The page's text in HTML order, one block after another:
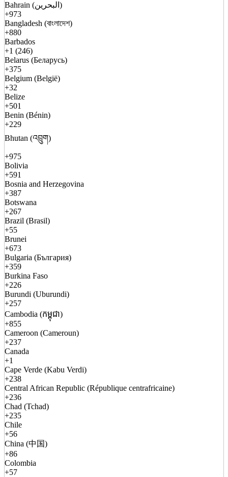
Bahrain (البحرين)
+973
Bangladesh (বাংলাদেশ)
+880
Barbados
+1 (246)
Belarus (Беларусь)
+375
Belgium (België)
+32
Belize
+501
Benin (Bénin)
+229
Bhutan (འབྲུག)
+975
Bolivia
+591
Bosnia and Herzegovina
+387
Botswana
+267
Brazil (Brasil)
+55
Brunei
+673
Bulgaria (България)
+359
Burkina Faso
+226
Burundi (Uburundi)
+257
Cambodia (កម្ពុជា)
+855
Cameroon (Cameroun)
+237
Canada
+1
Cape Verde (Kabu Verdi)
+238
Central African Republic (République centrafricaine)
+236
Chad (Tchad)
+235
Chile
+56
China (中国)
+86
Colombia
+57